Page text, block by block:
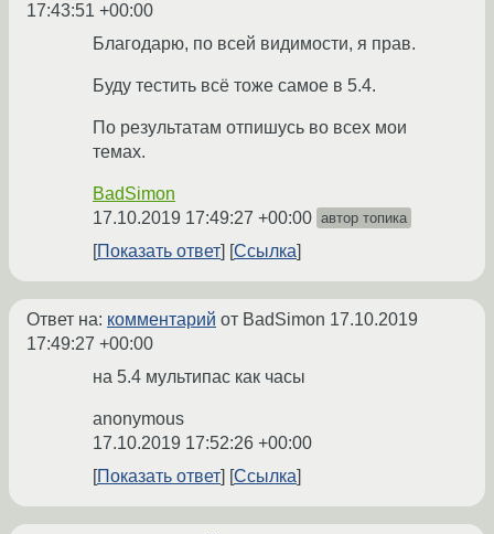
17:43:51 +00:00
Благодарю, по всей видимости, я прав.
Буду тестить всё тоже самое в 5.4.
По результатам отпишусь во всех мои
темах.
BadSimon
17.10.2019 17:49:27 +00:00 автор топика
Показать ответ Ссылка
Ответ на: комментарий от BadSimon 17.10.2019
17:49:27 +00:00
на 5.4 мультипас как часы
anonymous
17.10.2019 17:52:26 +00:00
Показать ответ
Ссылка